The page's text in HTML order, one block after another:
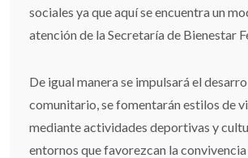
sociales ya que aquí se encuentra un
atención de la Secretaría de Bienestar
De igual manera se impulsará el
comunitario, se fomentarán estilos de
mediante actividades deportivas y
entornos que favorezcan la convivencia